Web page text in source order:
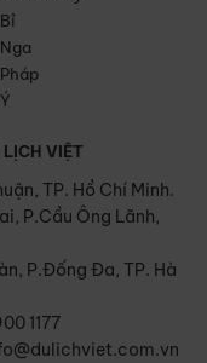
VIỆT
TP. Hồ Chí Minh.
P.Cầu Ông Lãnh,
P.Đống Đa, TP. Hà
1177